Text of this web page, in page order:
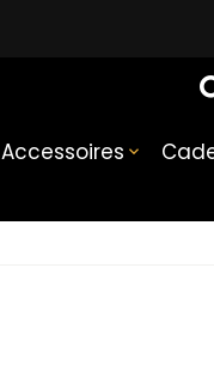
Accessoires 